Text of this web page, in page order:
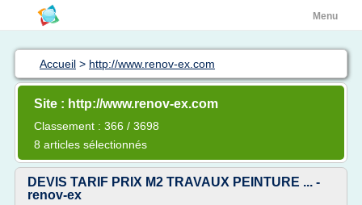
Menu
Accueil > http://www.renov-ex.com
Site : http://www.renov-ex.com
Classement : 366 / 3698
8 articles sélectionnés
DEVIS TARIF PRIX M2 TRAVAUX PEINTURE ... -
renov-ex